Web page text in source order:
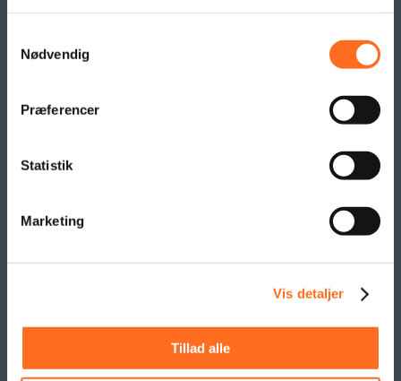
Nødvendig
Præferencer
Statistik
Marketing
Vis detaljer
Tillad alle
Pallesvøb og Pallehætter
Flag- & Vimpelranker
SAMARBEJDE